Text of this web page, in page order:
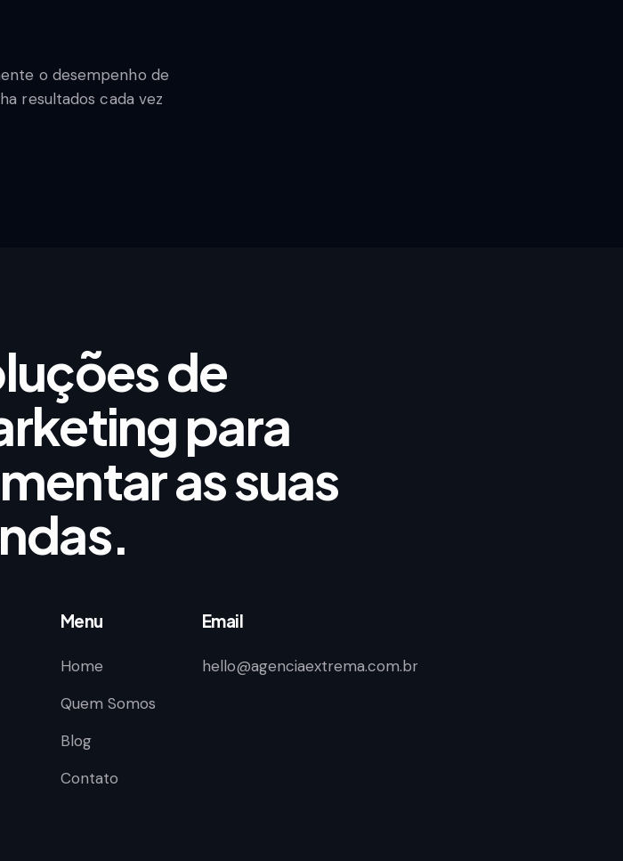
o desempenho de
resultados cada vez
de
para
as suas
Menu
Home
Quem Somos
Blog
Contato
Email
hello@agenciaextrema.com.br